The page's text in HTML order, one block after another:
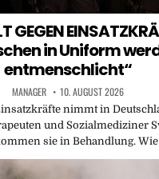
GEGEN
in Uniform
entmenschlicht“
MANAGER 10. AUGUST 2026
nimmt in
und Sozialmediziner
sie in Behandlung.